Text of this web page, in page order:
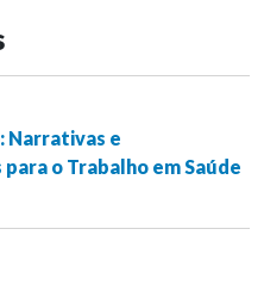
Narrativas e
o Trabalho em Saúde